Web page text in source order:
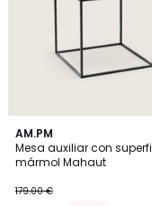
AM.PM
Mesa auxiliar con
mármol Mahaut
€
179.00 €
4,5
/ 5